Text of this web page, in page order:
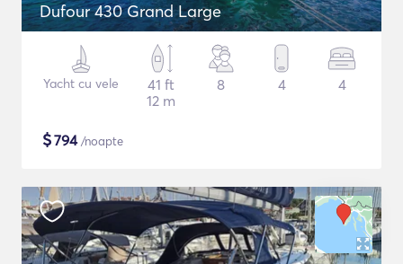
Dufour 430 Grand Large
Yacht cu vele
41 ft
12 m
8 4 4
$794/noapte